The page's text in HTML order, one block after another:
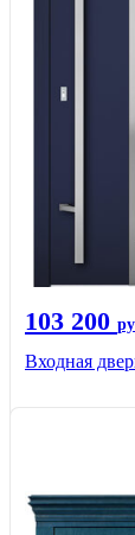
103 200
Входная